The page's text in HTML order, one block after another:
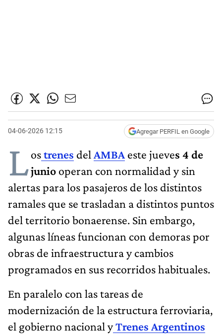
04-06-2026 12:15 Agregar PERFIL en Google
Lostrenes del AMBA este jueves 4 de
junio operan con normalidad y sin
alertas para los pasajeros de los distintos
ramales que se trasladan a distintos puntos
del territorio bonaerense. Sin embargo,
algunas líneas funcionan con demoras por
obras de infraestructura y cambios
programados en sus recorridos habituales.
En paralelo con las tareas de
modernización de la estructura ferroviaria,
el gobierno nacional yTrenes Argentinos